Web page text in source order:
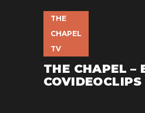
THE
CHAPEL
TV
THE CHAPEL –